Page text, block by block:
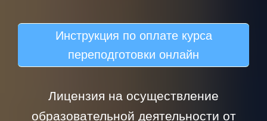
Инструкция по оплате курса
переподготовки онлайн
Лицензия на осуществление
образовательной деятельности от